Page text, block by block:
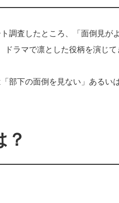
調査したところ、「面倒見がよ
ドラマで凛とした役柄を演じて
部下の面倒を見ない」あるい
？